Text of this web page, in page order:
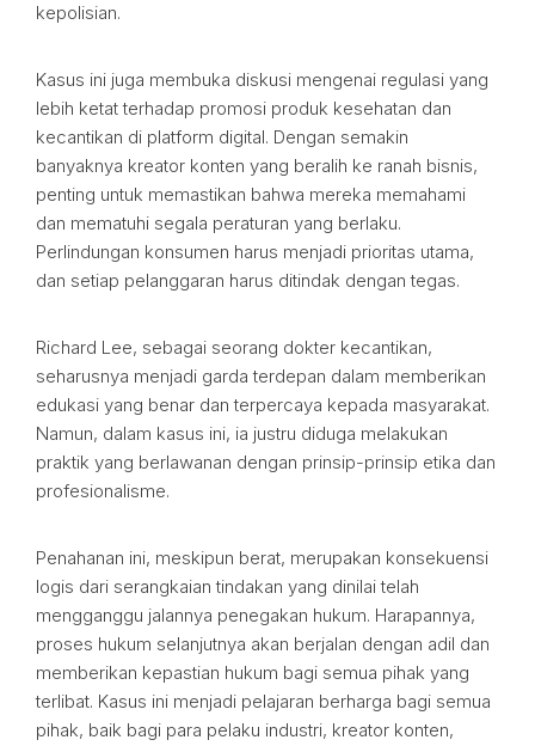
kepolisian.
Kasus ini juga membuka diskusi mengenai regulasi yang
lebih ketat terhadap promosi produk kesehatan dan
kecantikan di platform digital. Dengan semakin
banyaknya kreator konten yang beralih ke ranah bisnis,
penting untuk memastikan bahwa mereka memahami
dan mematuhi segala peraturan yang berlaku.
Perlindungan konsumen harus menjadi prioritas utama,
dan setiap pelanggaran harus ditindak dengan tegas.
Richard Lee, sebagai seorang dokter kecantikan,
seharusnya menjadi garda terdepan dalam memberikan
edukasi yang benar dan terpercaya kepada masyarakat.
Namun, dalam kasus ini, ia justru diduga melakukan
praktik yang berlawanan dengan prinsip-prinsip etika dan
profesionalisme.
Penahanan ini, meskipun berat, merupakan konsekuensi
logis dari serangkaian tindakan yang dinilai telah
mengganggu jalannya penegakan hukum. Harapannya,
proses hukum selanjutnya akan berjalan dengan adil dan
memberikan kepastian hukum bagi semua pihak yang
terlibat. Kasus ini menjadi pelajaran berharga bagi semua
pihak, baik bagi para pelaku industri, kreator konten,